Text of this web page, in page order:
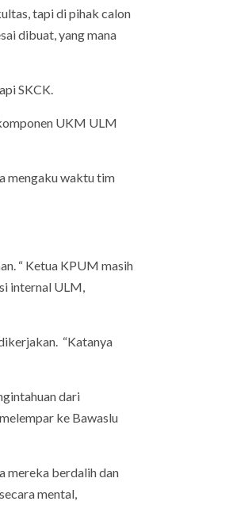
tapi di pihak calon
dibuat, yang mana
SKCK.
UKM ULM
mengaku waktu tim
“ Ketua KPUM masih
internal ULM,
“Katanya
dari
ke Bawaslu
mereka berdalih dan
mental,